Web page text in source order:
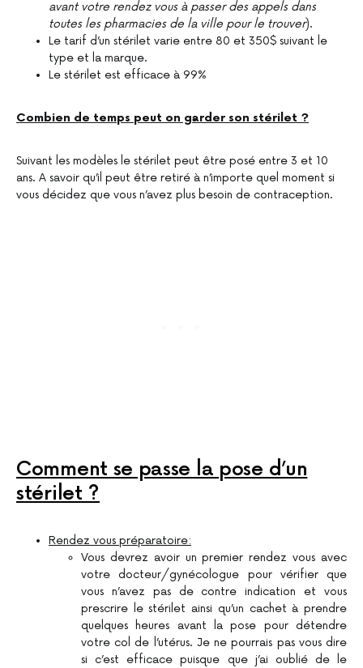
avant votre rendez vous à passer des appels dans
toutes les pharmacies de la ville pour le trouver).
Le tarif d’un stérilet varie entre 80 et 350$ suivant le
type et la marque.
Le stérilet est efficace à 99%
Combien de temps peut on garder son stérilet ?
Suivant les modèles le stérilet peut être posé entre 3 et 10
ans. A savoir qu’il peut être retiré à n’importe quel moment si
vous décidez que vous n’avez plus besoin de contraception.
Comment se passe la pose d’un
stérilet ?
Rendez vous préparatoire:
Vous devrez avoir un premier rendez vous avec
votre docteur/gynécologue pour vérifier que
vous n’avez pas de contre indication et vous
prescrire le stérilet ainsi qu’un cachet à prendre
quelques heures avant la pose pour détendre
votre col de l’utérus. Je ne pourrais pas vous dire
si c’est efficace puisque que j’ai oublié de le